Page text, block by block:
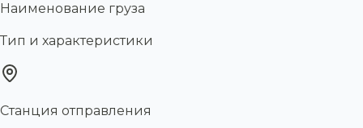
Наименование груза
Тип и характеристики
Станция отправления